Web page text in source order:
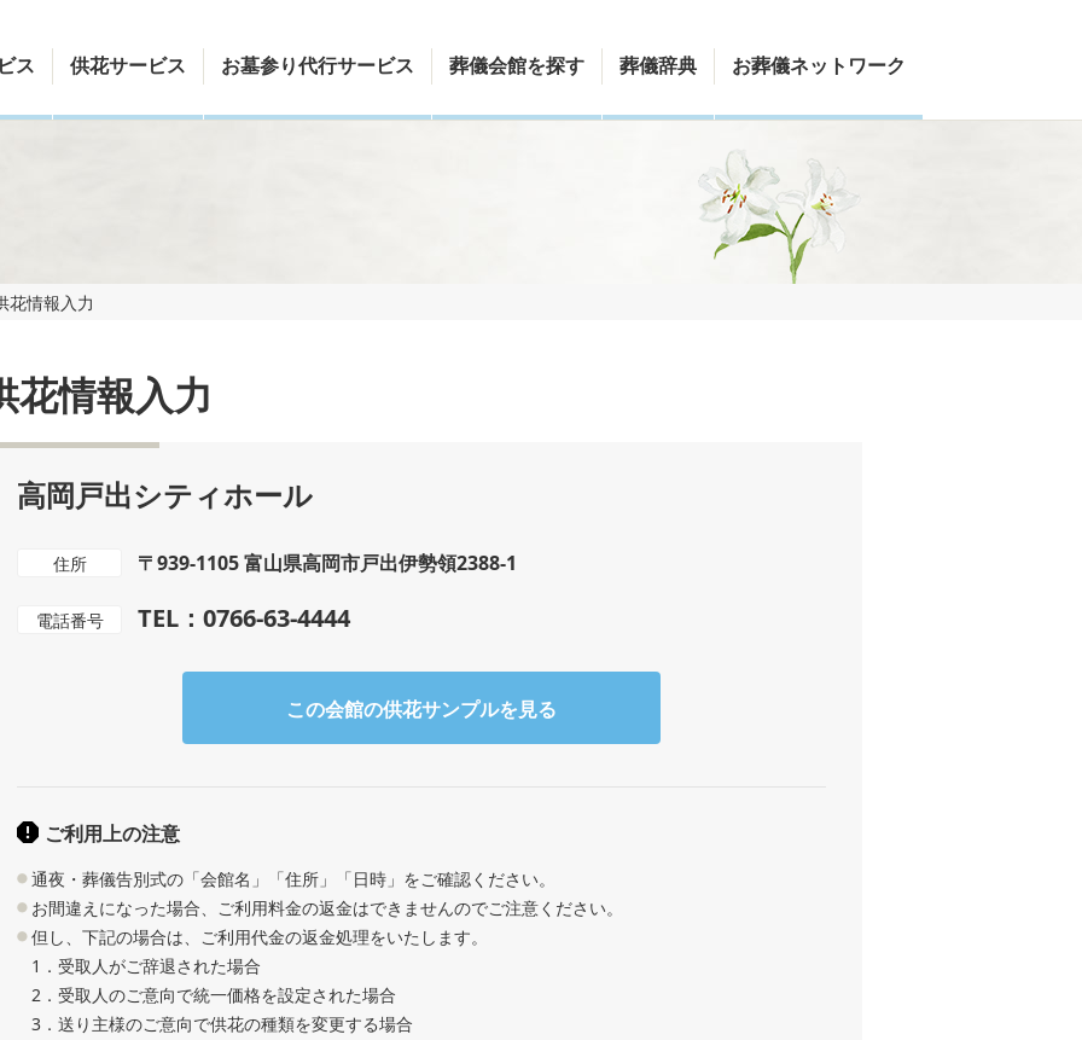
ス 供花サービス お墓参り代行サービス 葬儀会館を探す 葬儀辞典 お葬儀ネットワーク
花情報入力
花情報入力
高岡戸出シティホール
住所 〒939-1105 富山県高岡市戸出伊勢領2388-1
電話番号 TEL：0766-63-4444
この会館の供花サンプルを見る
ご利用上の注意
通夜・葬儀告別式の「会館名」「住所」「日時」をご確認ください。
お間違えになった場合、ご利用料金の返金はできませんのでご注意ください。
但し、下記の場合は、ご利用代金の返金処理をいたします。
1．受取人がご辞退された場合
2．受取人のご意向で統一価格を設定された場合
3．送り主様のご意向で供花の種類を変更する場合